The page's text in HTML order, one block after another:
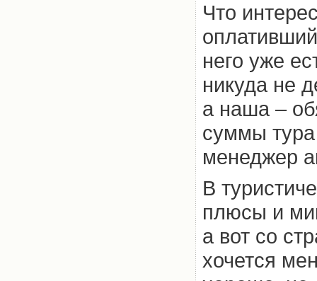
Что
него уже
никуда не
а наша –
суммы тура
менеджер
В
плюсы и
а вот со
хочется